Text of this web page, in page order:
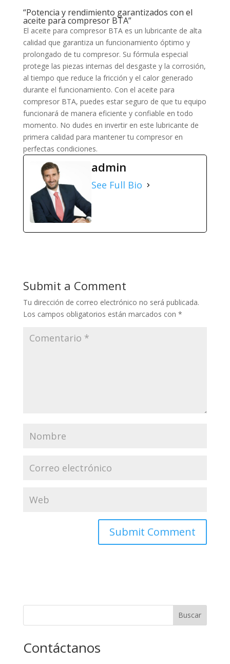
“Potencia y rendimiento garantizados con el
aceite para compresor BTA”
El aceite para compresor BTA es un lubricante de alta
calidad que garantiza un funcionamiento óptimo y
prolongado de tu compresor. Su fórmula especial
protege las piezas internas del desgaste y la corrosión,
al tiempo que reduce la fricción y el calor generado
durante el funcionamiento. Con el aceite para
compresor BTA, puedes estar seguro de que tu equipo
funcionará de manera eficiente y confiable en todo
momento. No dudes en invertir en este lubricante de
primera calidad para mantener tu compresor en
perfectas condiciones.
admin
See Full Bio
Submit a Comment
Tu dirección de correo electrónico no será publicada.
Los campos obligatorios están marcados con *
Buscar
Contáctanos